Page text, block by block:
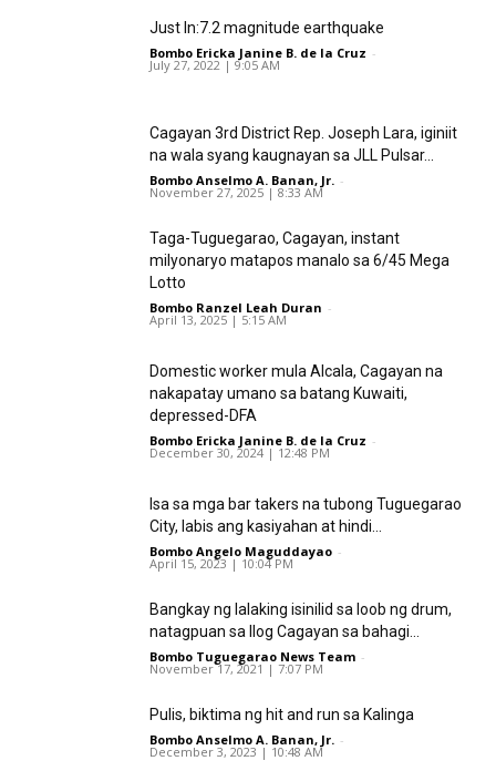
Just In:7.2 magnitude earthquake
Bombo Ericka Janine B. de la Cruz -
July 27, 2022 | 9:05 AM
Cagayan 3rd District Rep. Joseph Lara, iginiit
na wala syang kaugnayan sa JLL Pulsar...
Bombo Anselmo A. Banan, Jr. -
November 27, 2025 | 8:33 AM
Taga-Tuguegarao, Cagayan, instant
milyonaryo matapos manalo sa 6/45 Mega
Lotto
Bombo Ranzel Leah Duran -
April 13, 2025 | 5:15 AM
Domestic worker mula Alcala, Cagayan na
nakapatay umano sa batang Kuwaiti,
depressed-DFA
Bombo Ericka Janine B. de la Cruz -
December 30, 2024 | 12:48 PM
Isa sa mga bar takers na tubong Tuguegarao
City, labis ang kasiyahan at hindi...
Bombo Angelo Maguddayao -
April 15, 2023 | 10:04 PM
Bangkay ng lalaking isinilid sa loob ng drum,
natagpuan sa Ilog Cagayan sa bahagi...
Bombo Tuguegarao News Team -
November 17, 2021 | 7:07 PM
Pulis, biktima ng hit and run sa Kalinga
Bombo Anselmo A. Banan, Jr. -
December 3, 2023 | 10:48 AM